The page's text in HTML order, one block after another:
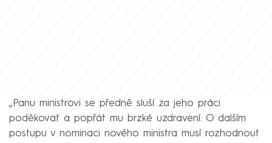
„Panu ministrovi se předně sluší za jeho práci
poděkovat a popřát mu brzké uzdravení. O dalším
postupu v nominaci nového ministra musí rozhodnout